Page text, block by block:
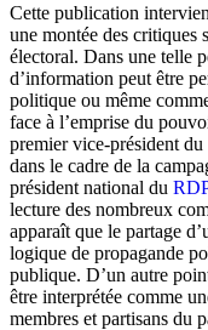
Cette publication
une montée des critiques
électoral. Dans une telle
d’information peut être
politique ou même
face à l’emprise du
premier vice-président du
dans le cadre de la
président national du
lecture des nombreux
apparaît que le partage
logique de propagande
publique. D’un autre
être interprétée comme
membres et partisans du